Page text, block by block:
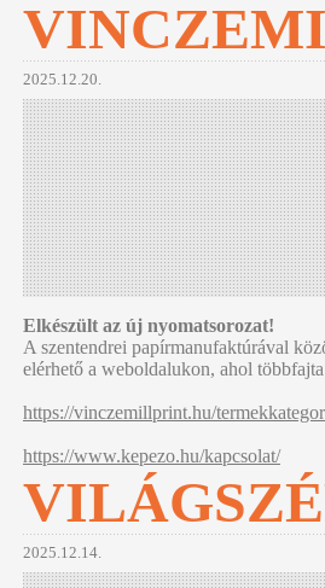
2025.12.20.
Elkészült az új nyomatsorozat!
A szentendrei papírmanufaktúrával
elérhető a weboldalukon, ahol
https://vinczemillprint.hu/
https://www.kepezo.hu/kapcsolat/
2025.12.14.